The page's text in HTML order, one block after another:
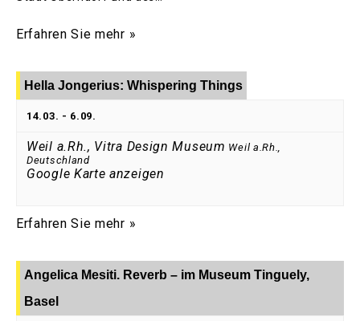
Erfahren Sie mehr »
Hella Jongerius: Whispering Things
14.03. - 6.09.
Weil a.Rh., Vitra Design Museum Weil a.Rh.,
Deutschland
Google Karte anzeigen
Erfahren Sie mehr »
Angelica Mesiti. Reverb – im Museum Tinguely,
Basel